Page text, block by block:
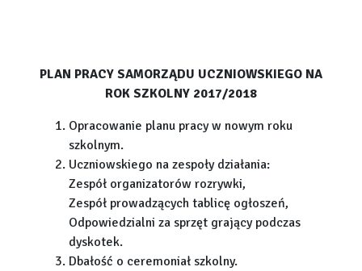
PLAN PRACY SAMORZĄDU UCZNIOWSKIEGO NA
ROK SZKOLNY 2017/2018
Opracowanie planu pracy w nowym roku
szkolnym.
Uczniowskiego na zespoły działania:
Zespół organizatorów rozrywki,
Zespół prowadzących tablicę ogłoszeń,
Odpowiedzialni za sprzęt grający podczas
dyskotek.
Dbałość o ceremoniał szkolny.